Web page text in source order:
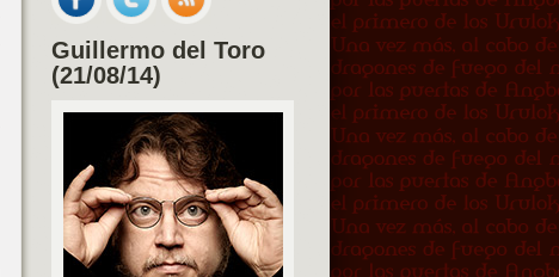
Guillermo del Toro
(21/08/14)